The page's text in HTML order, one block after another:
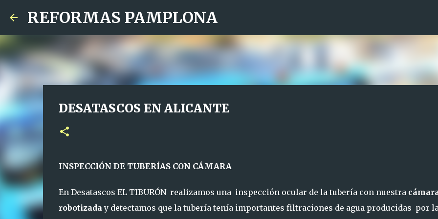
REFORMAS PAMPLONA
DESATASCOS EN ALICANTE
INSPECCIÓN DE TUBERÍAS CON CÁMARA
En Desatascos EL TIBURÓN realizamos una inspección ocular de la tubería con nuestra
robotizaday detectamos que la tubería tenía importantes filtraciones de agua producidas por